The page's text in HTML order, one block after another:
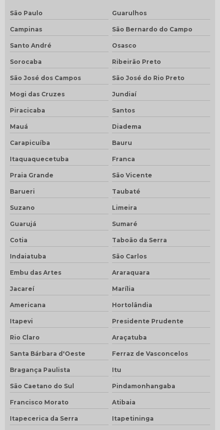
São Paulo Guarulhos
Campinas São Bernardo do Campo
Santo André Osasco
Sorocaba Ribeirão Preto
São José dos Campos São José do Rio Preto
Mogi das Cruzes Jundiaí
Piracicaba Santos
Mauá Diadema
Carapicuíba Bauru
Itaquaquecetuba Franca
Praia Grande São Vicente
Barueri Taubaté
Suzano Limeira
Guarujá Sumaré
Cotia Taboão da Serra
Indaiatuba São Carlos
Embu das Artes Araraquara
Jacareí Marília
Americana Hortolândia
Itapevi Presidente Prudente
Rio Claro Araçatuba
Santa Bárbara d'Oeste Ferraz de Vasconcelos
Bragança Paulista Itu
São Caetano do Sul Pindamonhangaba
Francisco Morato Atibaia
Itapecerica da Serra Itapetininga